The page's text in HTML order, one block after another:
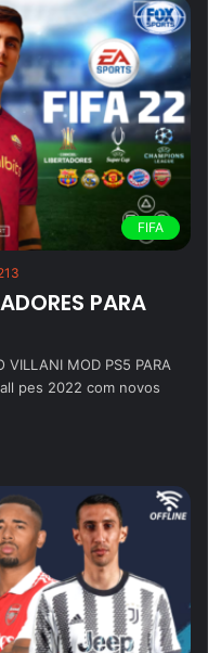
FIFA
PARA
VILLANI MOD PS5 PARA
pes 2022 com novos